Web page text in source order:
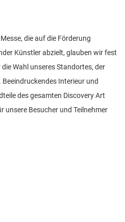
die auf die Förderung
Künstler abzielt, glauben wir fest
Wahl unseres Standortes, der
Beeindruckendes Interieur und
des gesamten Discovery Art
unsere Besucher und Teilnehmer